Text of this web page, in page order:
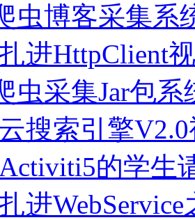
虫博客采集系
进HttpClient
虫采集Jar包
搜索引擎
的学生
进